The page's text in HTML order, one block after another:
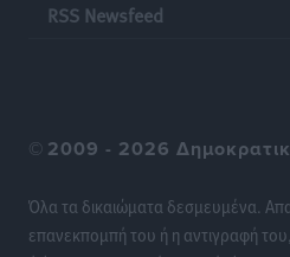
RSS Newsfeed
© 2009 - 2026
Όλα τα δικαιώματα δεσμευμένα.
επανεκπομπή του ή η αντιγραφή